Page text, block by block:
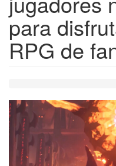
para
RPG de